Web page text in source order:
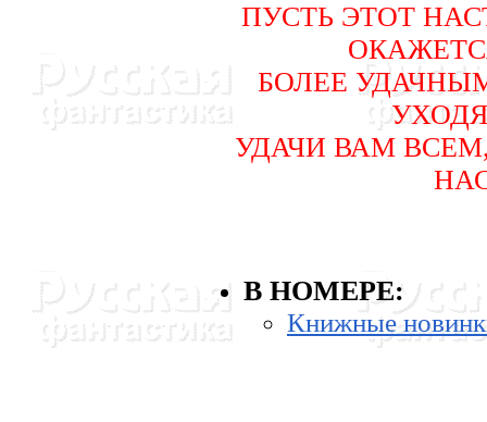
ПУСТЬ ЭТОТ
БОЛЕЕ
УДАЧИ ВАМ
В НОМЕРЕ:
Книжные